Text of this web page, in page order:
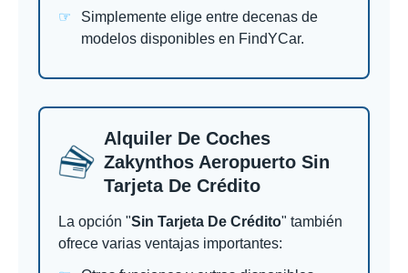
Simplemente elige entre decenas de
modelos disponibles en FindYCar.
Alquiler De Coches
Zakynthos Aeropuerto Sin
Tarjeta De Crédito
La opción "Sin Tarjeta De Crédito" también
ofrece varias ventajas importantes: